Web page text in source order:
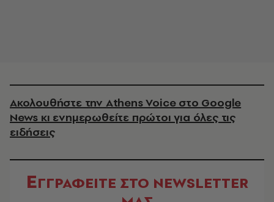
Ακολουθήστε την Athens Voice στο Google
News κι ενημερωθείτε πρώτοι για όλες τις
ειδήσεις
ΕΓΓΡΑΦΕΙΤΕ ΣΤΟ NEWSLETTER